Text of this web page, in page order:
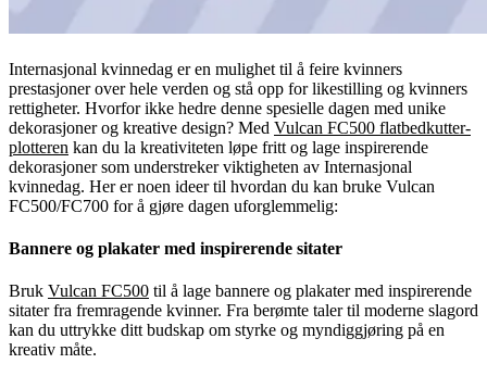
Internasjonal kvinnedag er en mulighet til å feire kvinners
prestasjoner over hele verden og stå opp for likestilling og kvinners
rettigheter. Hvorfor ikke hedre denne spesielle dagen med unike
dekorasjoner og kreative design? Med Vulcan FC500 flatbedkutter-
plotteren kan du la kreativiteten løpe fritt og lage inspirerende
dekorasjoner som understreker viktigheten av Internasjonal
kvinnedag. Her er noen ideer til hvordan du kan bruke Vulcan
FC500/FC700 for å gjøre dagen uforglemmelig:
Bannere og plakater med inspirerende sitater
Bruk Vulcan FC500 til å lage bannere og plakater med inspirerende
sitater fra fremragende kvinner. Fra berømte taler til moderne slagord
kan du uttrykke ditt budskap om styrke og myndiggjøring på en
kreativ måte.